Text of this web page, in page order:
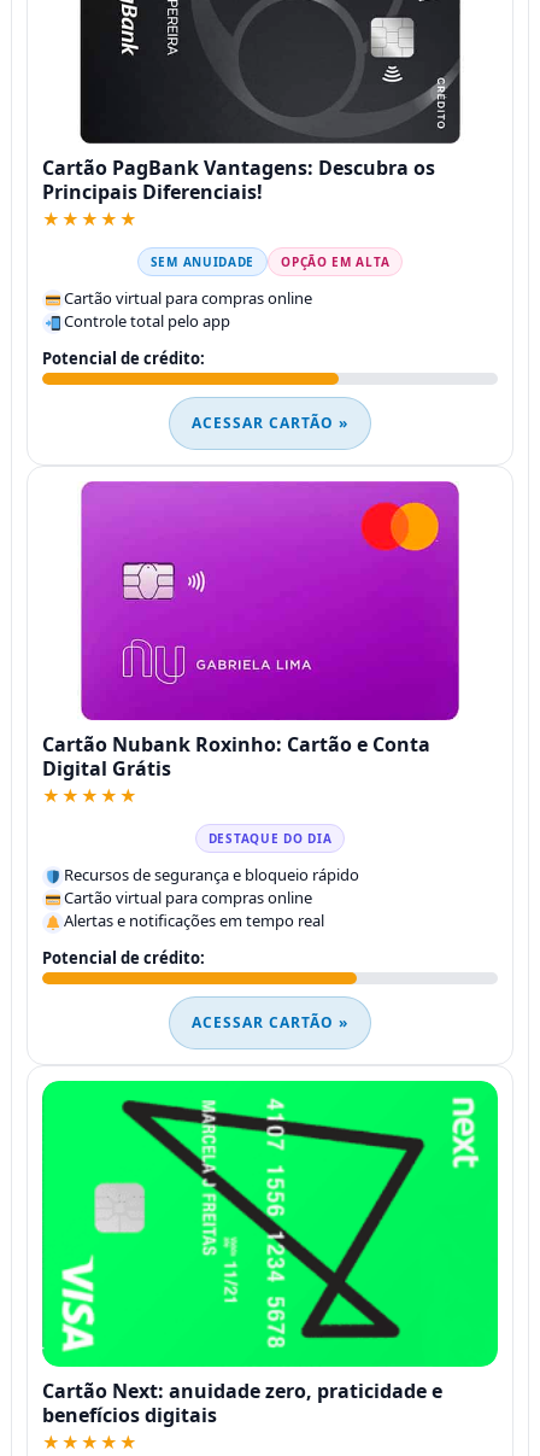
Cartão PagBank Vantagens: Descubra os
Principais Diferenciais!
★★★★★
SEM ANUIDADE OPÇÃO EM ALTA
Cartão virtual para compras online
Controle total pelo app
Potencial de crédito:
ACESSAR CARTÃO »
Cartão Nubank Roxinho: Cartão e Conta
Digital Grátis
★★★★★
DESTAQUE DO DIA
Recursos de segurança e bloqueio rápido
Cartão virtual para compras online
Alertas e notificações em tempo real
Potencial de crédito:
ACESSAR CARTÃO »
Cartão Next: anuidade zero, praticidade e
benefícios digitais
★★★★★